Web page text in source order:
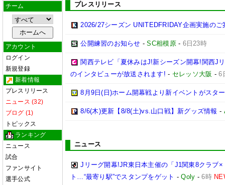
チーム
アカウント
ログイン
新規登録
新着情報
プレスリリース
ニュース (32)
ブログ (1)
トピックス
ランキング
ニュース
試合
ファンサイト
選手公式
プレスリリース
2026/27シーズン UNITEDFRIDAY企画実施のご
公開練習のお知らせ -SC相模原- 6日23時
関西テレビ「夏休みはJ!新シーズン開幕!関西J
のインタビューが放送されます! - セレッソ大阪 -6
8月9日(日)ホーム開幕戦より新イベントがスタ
8/6(木)更新【8/8(土)vs.山口戦】新グッズ情報 -
ニュース
Jリーグ開幕!JR東日本主催の「J1関東8クラブ
ト…“最寄り駅”でスタンプをゲット -Qoly -6時